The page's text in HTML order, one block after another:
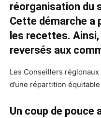
réorganisation du
Cette démarche a
les recettes.
reversés aux
Les Conseillers
d’une répartition
Un coup de pouce